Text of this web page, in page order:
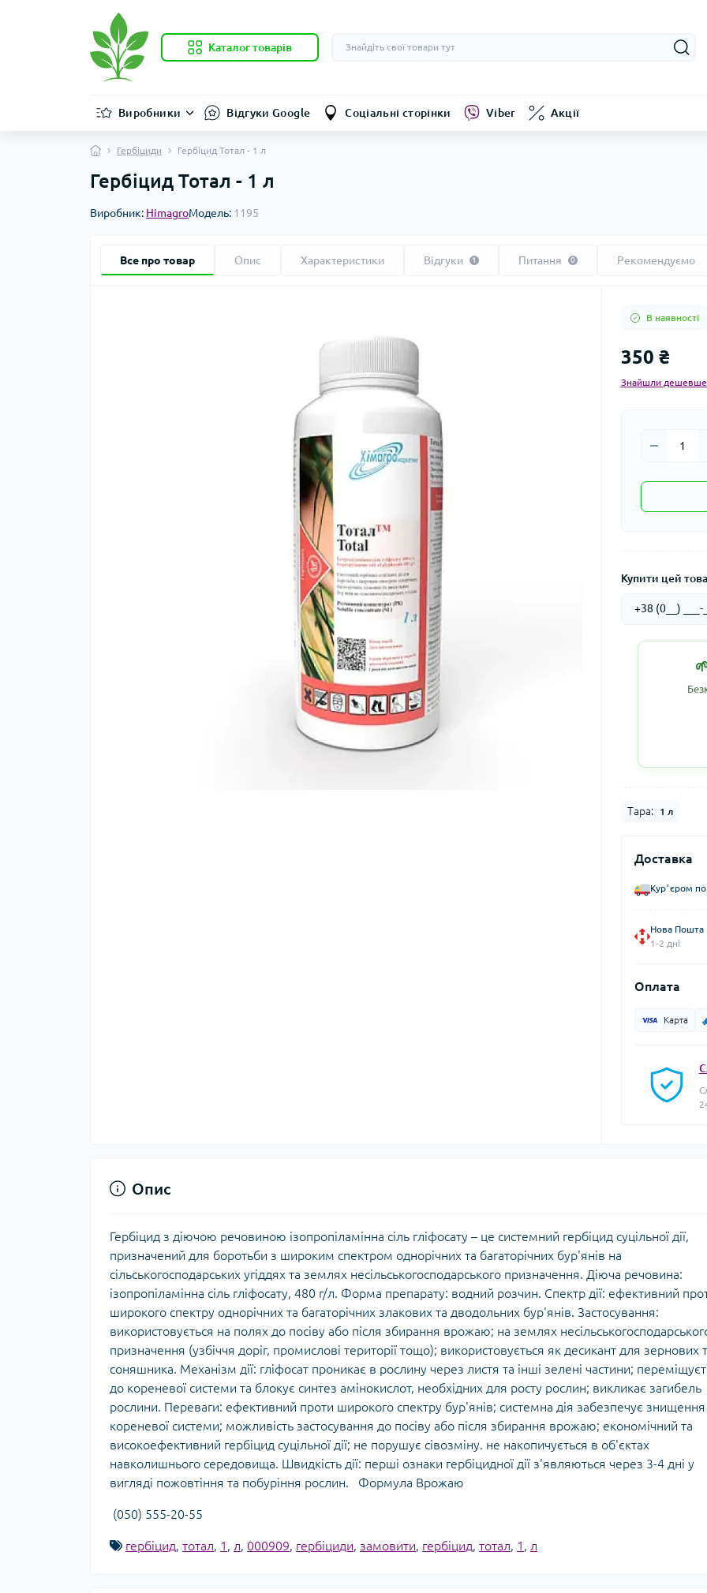
Каталог товарів
Виробники Відгуки Google Соціальні сторінки Viber Акції
Гербіциди Гербіцид Тотал - 1 л
Гербіцид Тотал - 1 л
Виробник: HimagroМодель: 1195
Все про товар Опис Характеристики Відгуки 1 Питання 0 Рекомендуємо
В наявності
350 ₴
Знайшли
Купити цей
Тара: 1 л
Доставка
Курʼєром по
Нова Пошта
1-2 дні
Оплата
Карта
Опис
Гербіцид з діючою речовиною ізопропіламінна сіль гліфосату – це системний гербіцид суцільної дії,
призначений для боротьби з широким спектром однорічних та багаторічних бур'янів на
сільськогосподарських угіддях та землях несільськогосподарського призначення. Діюча речовина:
ізопропіламінна сіль гліфосату, 480 г/л. Форма препарату: водний розчин. Спектр дії: ефективний
широкого спектру однорічних та багаторічних злакових та дводольних бур'янів. Застосування:
використовується на полях до посіву або після збирання врожаю; на землях
призначення (узбіччя доріг, промислові території тощо); використовується як десикант для зернових
соняшника. Механізм дії: гліфосат проникає в рослину через листя та інші зелені частини;
до кореневої системи та блокує синтез амінокислот, необхідних для росту рослин; викликає загибель
рослини. Переваги: ефективний проти широкого спектру бур'янів; системна дія забезпечує знищення
кореневої системи; можливість застосування до посіву або після збирання врожаю; економічний та
високоефективний гербіцид суцільної дії; не порушує сівозміну. не накопичується в об'єктах
навколишнього середовища. Швидкість дії: перші ознаки гербіцидної дії з'являються через 3-4 дні у
вигляді пожовтіння та побуріння рослин. Формула Врожаю
(050) 555-20-55
гербіцид, тотал, 1 , л, 000909, гербіциди, замовити, гербіцид, тотал, 1 , л